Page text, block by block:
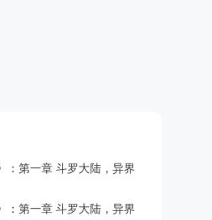
：第一章 斗罗大陆，异界
：第一章 斗罗大陆，异界